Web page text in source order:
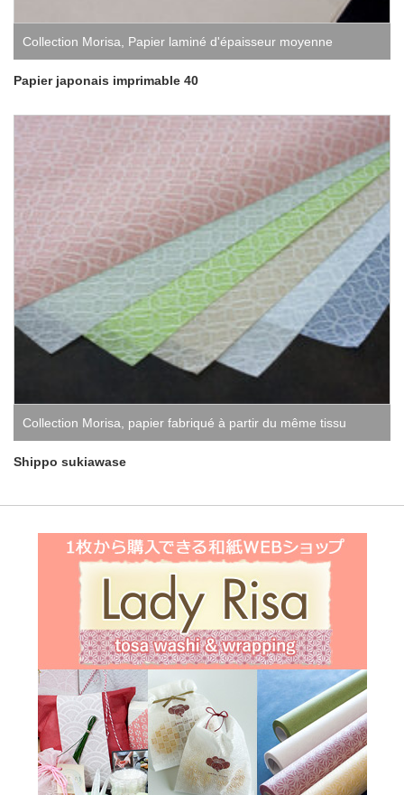
Collection Morisa, Papier laminé d'épaisseur moyenne
Papier japonais imprimable 40
Collection Morisa papier fabriqué à partir du même tissu
Shippo sukiawase